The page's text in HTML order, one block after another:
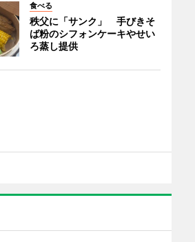
食べる
秩父に「サンク」 手びきそ
ば粉のシフォンケーキやせい
ろ蒸し提供